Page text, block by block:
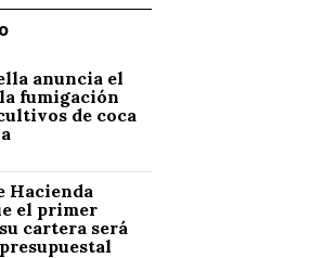
anuncia el
fumigación
de coca
Hacienda
el primer
cartera será